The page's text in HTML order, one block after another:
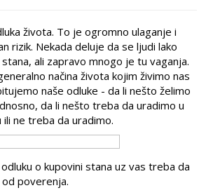
života. To je ogromno ulaganje i
rizik. Nekada deluje da se ljudi lako
ali zapravo mnogo je tu vaganja.
načina života kojim živimo nas
naše odluke - da li nešto želimo
da li nešto treba da uradimo u
ne treba da uradimo.
o kupovini stana uz vas treba da
poverenja.